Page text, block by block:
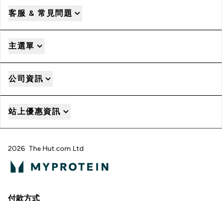
客服 & 常見問題
主選單
公司資訊
站上優惠資訊
2026 The Hut.com Ltd
付款方式